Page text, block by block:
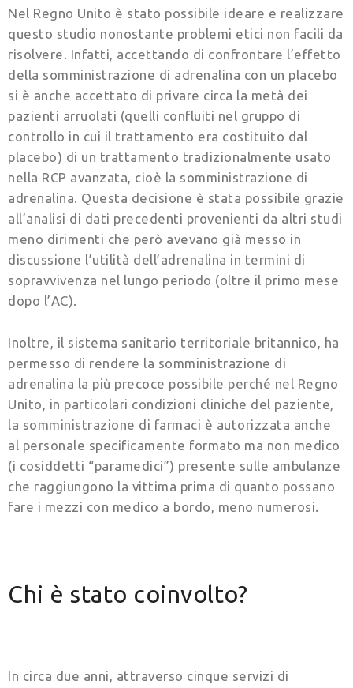
Nel Regno Unito è stato possibile ideare e realizzare
questo studio nonostante problemi etici non facili da
risolvere. Infatti, accettando di confrontare l’effetto
della somministrazione di adrenalina con un placebo
si è anche accettato di privare circa la metà dei
pazienti arruolati (quelli confluiti nel gruppo di
controllo in cui il trattamento era costituito dal
placebo) di un trattamento tradizionalmente usato
nella RCP avanzata, cioè la somministrazione di
adrenalina. Questa decisione è stata possibile grazie
all’analisi di dati precedenti provenienti da altri studi
meno dirimenti che però avevano già messo in
discussione l’utilità dell’adrenalina in termini di
sopravvivenza nel lungo periodo (oltre il primo mese
dopo l’AC).
Inoltre, il sistema sanitario territoriale britannico, ha
permesso di rendere la somministrazione di
adrenalina la più precoce possibile perché nel Regno
Unito, in particolari condizioni cliniche del paziente,
la somministrazione di farmaci è autorizzata anche
al personale specificamente formato ma non medico
(i cosiddetti “paramedici”) presente sulle ambulanze
che raggiungono la vittima prima di quanto possano
fare i mezzi con medico a bordo, meno numerosi.
Chi è stato coinvolto?
In circa due anni, attraverso cinque servizi di